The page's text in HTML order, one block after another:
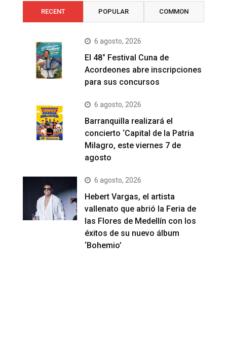
RECENT POPULAR COMMON
6 agosto, 2026
El 48° Festival Cuna de
Acordeones abre inscripciones
para sus concursos
6 agosto, 2026
Barranquilla realizará el
concierto ‘Capital de la Patria
Milagro, este viernes 7 de
agosto
6 agosto, 2026
Hebert Vargas, el artista
vallenato que abrió la Feria de
las Flores de Medellín con los
éxitos de su nuevo álbum
‘Bohemio’